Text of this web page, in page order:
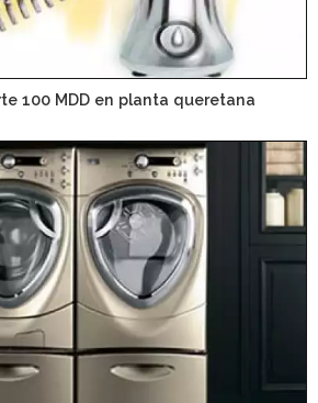
100 MDD en planta queretana